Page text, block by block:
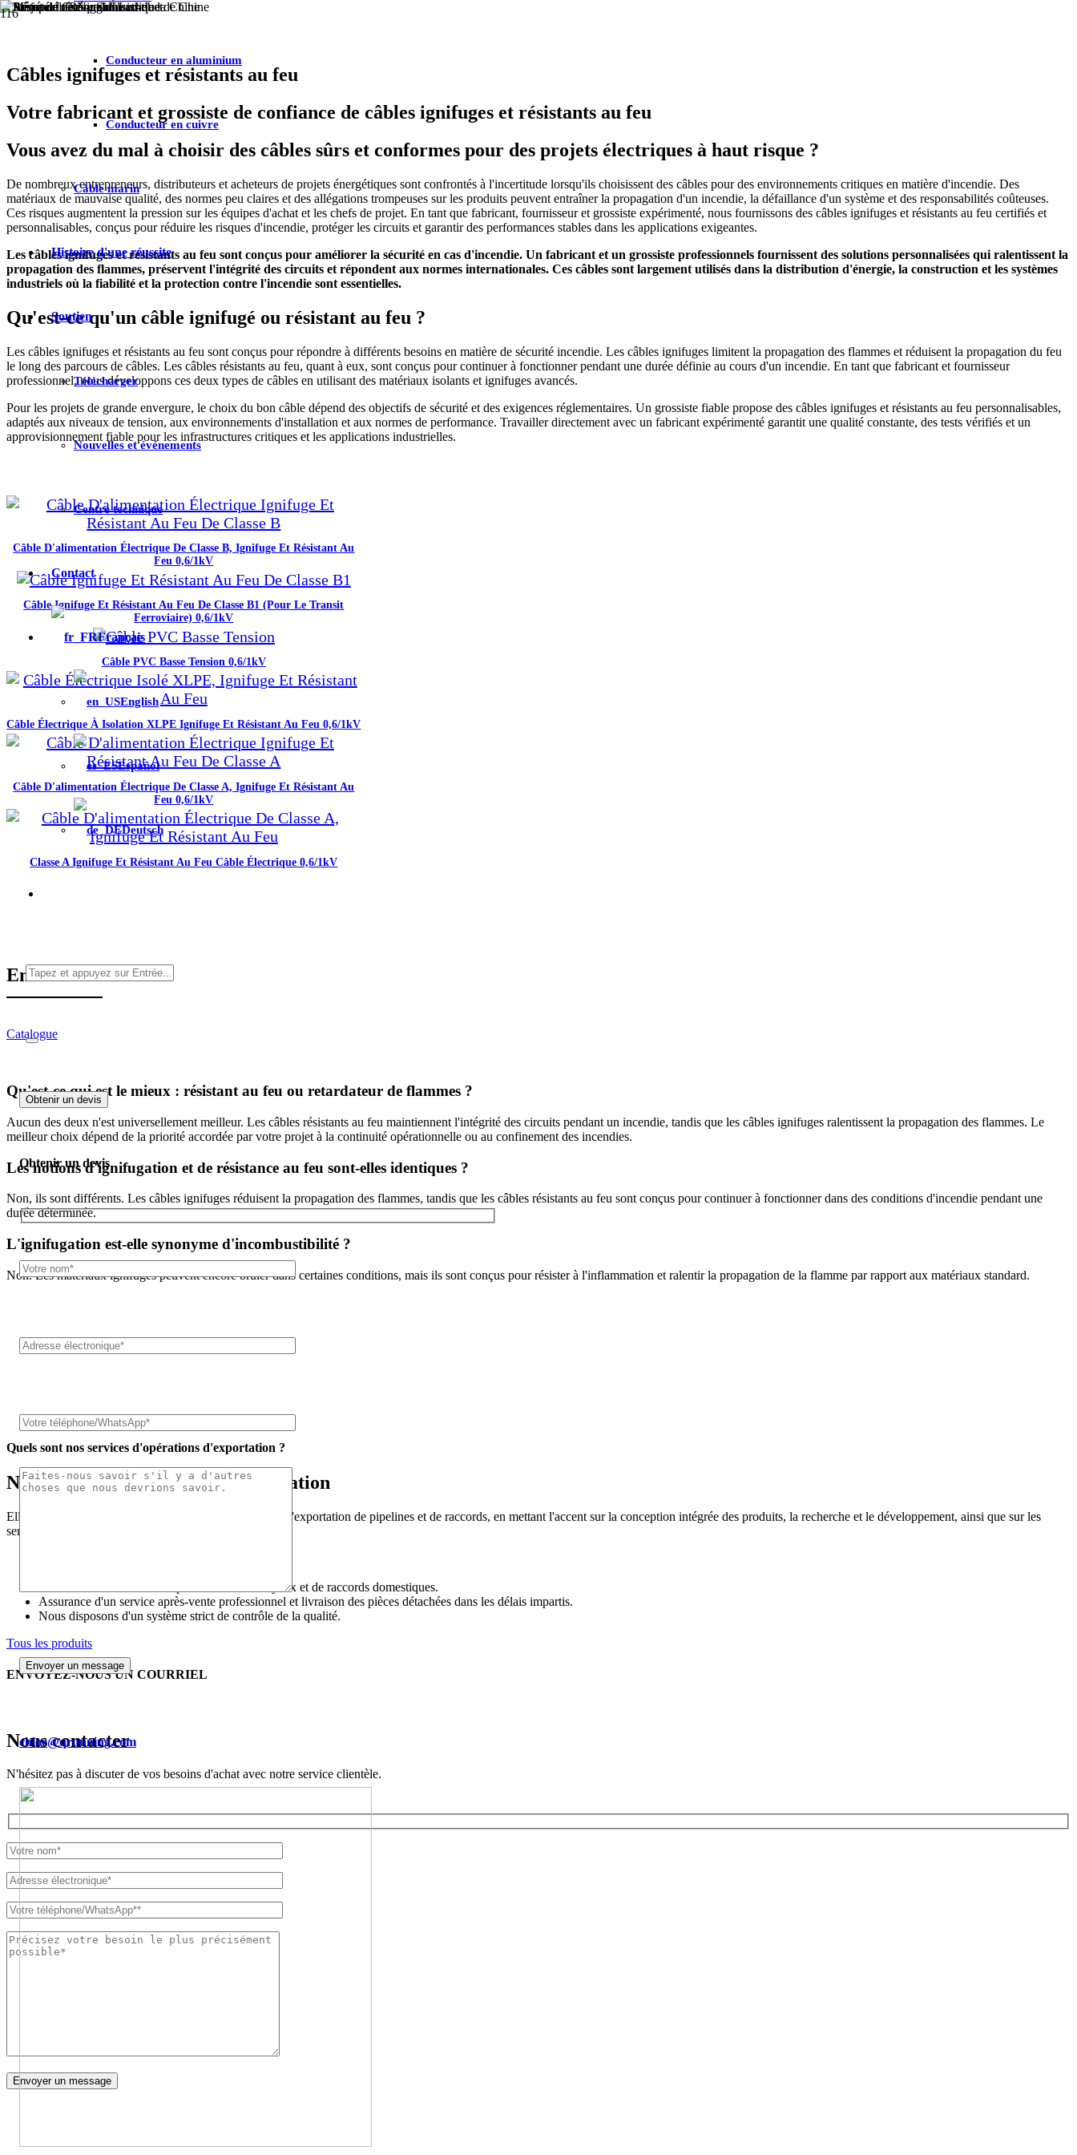
Conducteur en aluminium
Conducteur en cuivre
Câble marin
Histoire d'une réussite
Soutien
Télécharger
Nouvelles et événements
Centre technique
Contact
Français
English
Español
Deutsch
Obtenir un devis
Obtenir un devis
chloe@qrunning.com
Câbles ignifuges et résistants au feu
Votre fabricant et grossiste de confiance de câbles ignifuges et résistants au feu
Vous avez du mal à choisir des câbles sûrs et conformes pour des projets électriques à haut risque ?
De nombreux entrepreneurs, distributeurs et acheteurs de projets énergétiques sont confrontés à l'incertitude lorsqu'ils choisissent des câbles pour des environnements critiques en matière d'incendie. Des
matériaux de mauvaise qualité, des normes peu claires et des allégations trompeuses sur les produits peuvent entraîner la propagation d'un incendie, la défaillance d'un système et des responsabilités coûteuses.
Ces risques augmentent la pression sur les équipes d'achat et les chefs de projet. En tant que fabricant, fournisseur et grossiste expérimenté, nous fournissons des câbles ignifuges et résistants au feu certifiés et
personnalisables, conçus pour réduire les risques d'incendie, protéger les circuits et garantir des performances stables dans les applications exigeantes.
Les câbles ignifuges et résistants au feu sont conçus pour améliorer la sécurité en cas d'incendie. Un fabricant et un grossiste professionnels fournissent des solutions personnalisées qui ralentissent la
propagation des flammes, préservent l'intégrité des circuits et répondent aux normes internationales. Ces câbles sont largement utilisés dans la distribution d'énergie, la construction et les systèmes
industriels où la fiabilité et la protection contre l'incendie sont essentielles.
Qu'est-ce qu'un câble ignifugé ou résistant au feu ?
Les câbles ignifuges et résistants au feu sont conçus pour répondre à différents besoins en matière de sécurité incendie. Les câbles ignifuges limitent la propagation des flammes et réduisent la propagation du feu
le long des parcours de câbles. Les câbles résistants au feu, quant à eux, sont conçus pour continuer à fonctionner pendant une durée définie au cours d'un incendie. En tant que fabricant et fournisseur
professionnel, nous développons ces deux types de câbles en utilisant des matériaux isolants et ignifuges avancés.
Pour les projets de grande envergure, le choix du bon câble dépend des objectifs de sécurité et des exigences réglementaires. Un grossiste fiable propose des câbles ignifuges et résistants au feu personnalisables,
adaptés aux niveaux de tension, aux environnements d'installation et aux normes de performance. Travailler directement avec un fabricant expérimenté garantit une qualité constante, des tests vérifiés et un
approvisionnement fiable pour les infrastructures critiques et les applications industrielles.
Câble D'alimentation Électrique De Classe B, Ignifuge Et Résistant Au
Feu 0,6/1kV
Câble Ignifuge Et Résistant Au Feu De Classe B1 (pour Le Transit
Ferroviaire) 0,6/1kV
Câble PVC Basse Tension 0,6/1kV
Câble Électrique À Isolation XLPE Ignifuge Et Résistant Au Feu 0,6/1kV
Câble D'alimentation Électrique De Classe A, Ignifuge Et Résistant Au
Feu 0,6/1kV
Classe A Ignifuge Et Résistant Au Feu Câble Électrique 0,6/1kV
En vedette
Catalogue
Qu'est-ce qui est le mieux : résistant au feu ou retardateur de flammes ?
Aucun des deux n'est universellement meilleur. Les câbles résistants au feu maintiennent l'intégrité des circuits pendant un incendie, tandis que les câbles ignifuges ralentissent la propagation des flammes. Le
meilleur choix dépend de la priorité accordée par votre projet à la continuité opérationnelle ou au confinement des incendies.
Les notions d'ignifugation et de résistance au feu sont-elles identiques ?
Non, ils sont différents. Les câbles ignifuges réduisent la propagation des flammes, tandis que les câbles résistants au feu sont conçus pour continuer à fonctionner dans des conditions d'incendie pendant une
durée déterminée.
L'ignifugation est-elle synonyme d'incombustibilité ?
Non. Les matériaux ignifuges peuvent encore brûler dans certaines conditions, mais ils sont conçus pour résister à l'inflammation et ralentir la propagation de la flamme par rapport aux matériaux standard.
Quels sont nos services d'opérations d'exportation ?
Nos services d'opérations d'exportation
Elle se consacre au développement, à la production et à l'exportation de pipelines et de raccords, en mettant l'accent sur la conception intégrée des produits, la recherche et le développement, ainsi que sur les
services de production :
Nous sommes un fabricant professionnel de tuyaux et de raccords domestiques.
Assurance d'un service après-vente professionnel et livraison des pièces détachées dans les délais impartis.
Nous disposons d'un système strict de contrôle de la qualité.
Tous les produits
ENVOYEZ-NOUS UN COURRIEL
Nous contacter
N'hésitez pas à discuter de vos besoins d'achat avec notre service clientèle.